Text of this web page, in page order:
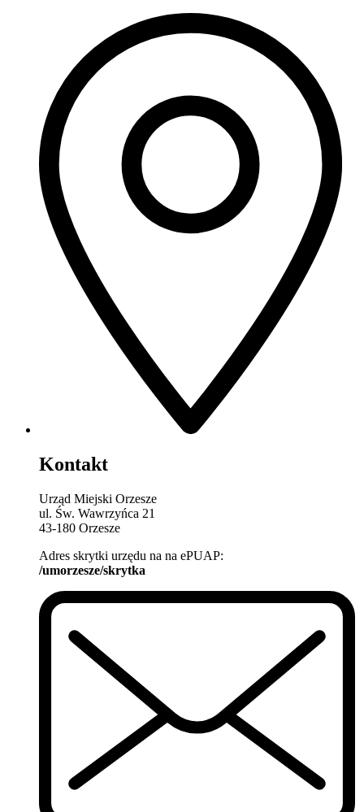
Kontakt
Urząd Miejski Orzesze
ul. Św. Wawrzyńca 21
43-180 Orzesze
Adres skrytki urzędu na na ePUAP:
/umorzesze/skrytka